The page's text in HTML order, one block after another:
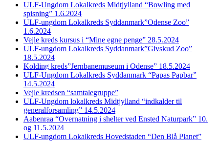
ULF-Ungdom Lokalkreds Midtjylland “Bowling med
spisning” 1.6.2024
ULF-ungdom Lokalkreds Syddanmark”Odense Zoo”
1.6.2024
Vejle kreds kursus i “Mine egne penge” 28.5.2024
ULF-ungdom Lokalkreds Syddanmark”Givskud Zoo”
18.5.2024
Kolding kreds”Jernbanemuseum i Odense” 18.5.2024
ULF-Ungdom Lokalkreds Syddanmark “Papas Papbar”
14.5.2024
Vejle kredsen “samtalegruppe”
ULF-Ungdom lokalkreds Midtjylland “indkalder til
generalforsamling” 14.5.2024
Aabenraa “Overnatning i shelter ved Ensted Naturpark” 10.
og 11.5.2024
ULF-ungdom Lokalkreds Hovedstaden “Den Blå Planet”